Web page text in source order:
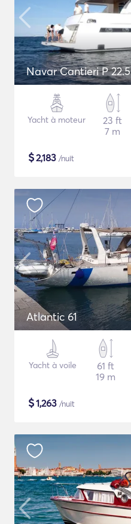
Navar Cantieri P 22.5
Yacht à moteur
23 ft
7 m
$2,183 /nuit
Atlantic 61
Yacht à voile
61 ft
19 m
$1,263 /nuit